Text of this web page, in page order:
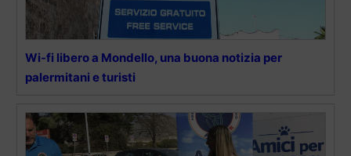
Wi-fi libero a Mondello, una buona notizia per
palermitani e turisti